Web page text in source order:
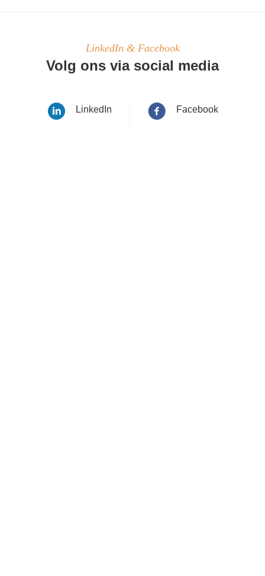
LinkedIn & Facebook
Volg ons via social media
LinkedIn Facebook